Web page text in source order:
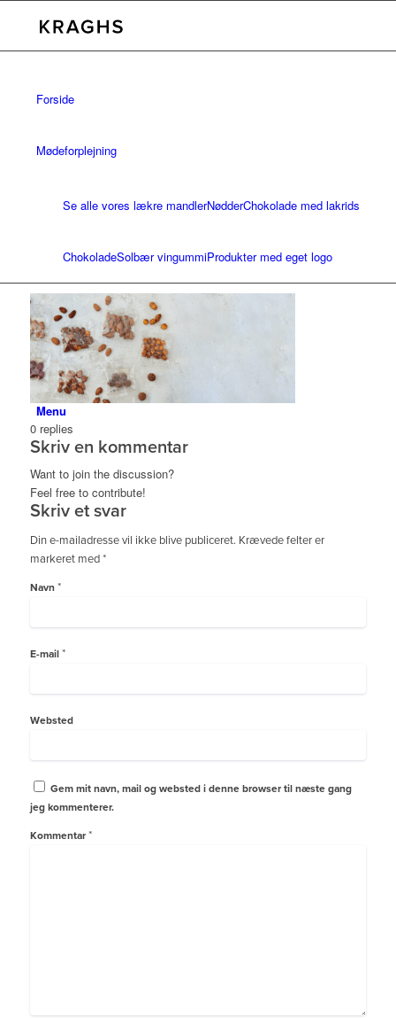
Forside
Mødeforplejning
Se alle vores lækre mandlerNødderChokolade med lakrids
ChokoladeSolbær vingummiProdukter med eget logo
Bæredygtighed
Kontakt
Menu
0 replies
Skriv en kommentar
Want to join the discussion?
Feel free to contribute!
Skriv et svar
Din e-mailadresse vil ikke blive publiceret. Krævede felter er
markeret med*
Navn *
E-mail *
Websted
Gem mit navn, mail og websted i denne browser til næste gang
jeg kommenterer.
Kommentar *